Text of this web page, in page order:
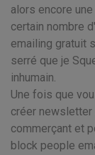
alors encore
certain nombre
emailing gratuit
serré que je
inhumain.
Une fois que
créer newsletter
commerçant et
block people